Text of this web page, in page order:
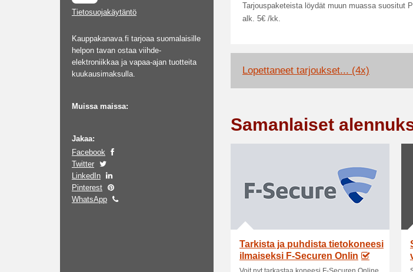
Tietosuojakäytäntö
Kauppakanava.fi tarjoaa suomalaisille
helpon tavan ostaa viihde-
elektroniikkaa ja vapaa-ajan tuotteita
kuukausimaksulla.
Muissa maissa:
Jakaa:
Facebook
Twitter
LinkedIn
Pinterest
WhatsApp
Tarjouspaketeista löydät muun muassa suositut
alk. 5€ /kk.
Lopettaneet tarjoukset... (4x)
Samanlaiset
Tarkista ja puhdista tietokoneesi
ilmaiseksi F-Securen Onlin